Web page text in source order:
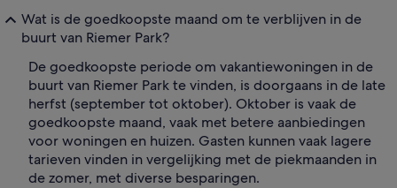
Wat is de goedkoopste maand om te verblijven in de
buurt van Riemer Park?
De goedkoopste periode om vakantiewoningen in de
buurt van Riemer Park te vinden, is doorgaans in de late
herfst (september tot oktober). Oktober is vaak de
goedkoopste maand, vaak met betere aanbiedingen
voor woningen en huizen. Gasten kunnen vaak lagere
tarieven vinden in vergelijking met de piekmaanden in
de zomer, met diverse besparingen.